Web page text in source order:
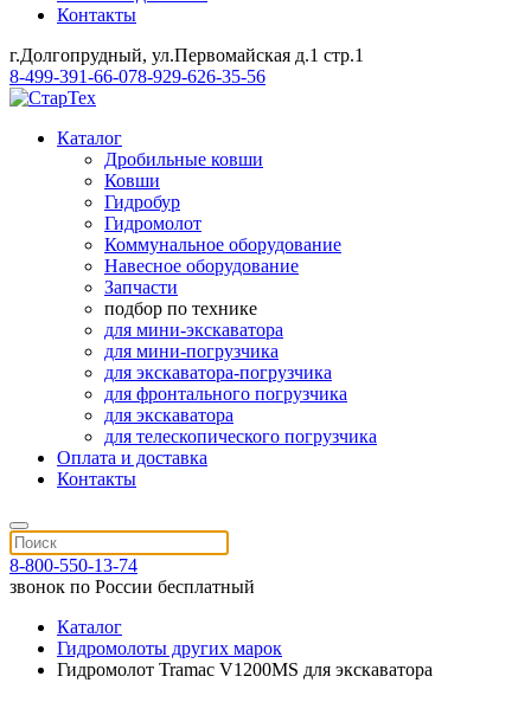
Контакты
г.Долгопрудный, ул.Первомайская д.1 стр.1
8-499-391-66-078-929-626-35-56
Каталог
Дробильные ковши
Ковши
Гидробур
Гидромолот
Коммунальное оборудование
Навесное оборудование
Запчасти
подбор по технике
для мини-экскаватора
для мини-погрузчика
для экскаватора-погрузчика
для фронтального погрузчика
для экскаватора
для телескопического погрузчика
Оплата и доставка
Контакты
8-800-550-13-74
звонок по России бесплатный
Каталог
Гидромолоты других марок
Гидромолот Tramac V1200MS для экскаватора